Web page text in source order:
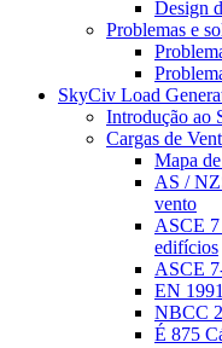
Design
Problemas e
SkyCiv Load
Introdução ao
Cargas de
Mapa
AS /
vento
ASCE 7
edifícios
ASCE
EN
NBCC
É 875